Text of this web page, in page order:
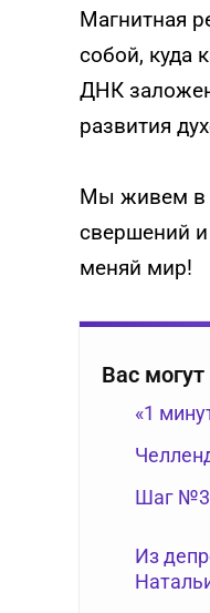
Магнитная
собой, куда
ДНК
развития
Мы живем в
свершений
меняй мир!
Вас
«1
Шаг №3
Из